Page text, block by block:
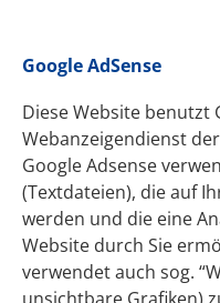
Google AdSense
Diese Website benutzt
Webanzeigendienst der
Google Adsense
(Textdateien), die auf
werden und die eine
Website durch Sie
verwendet auch sog.